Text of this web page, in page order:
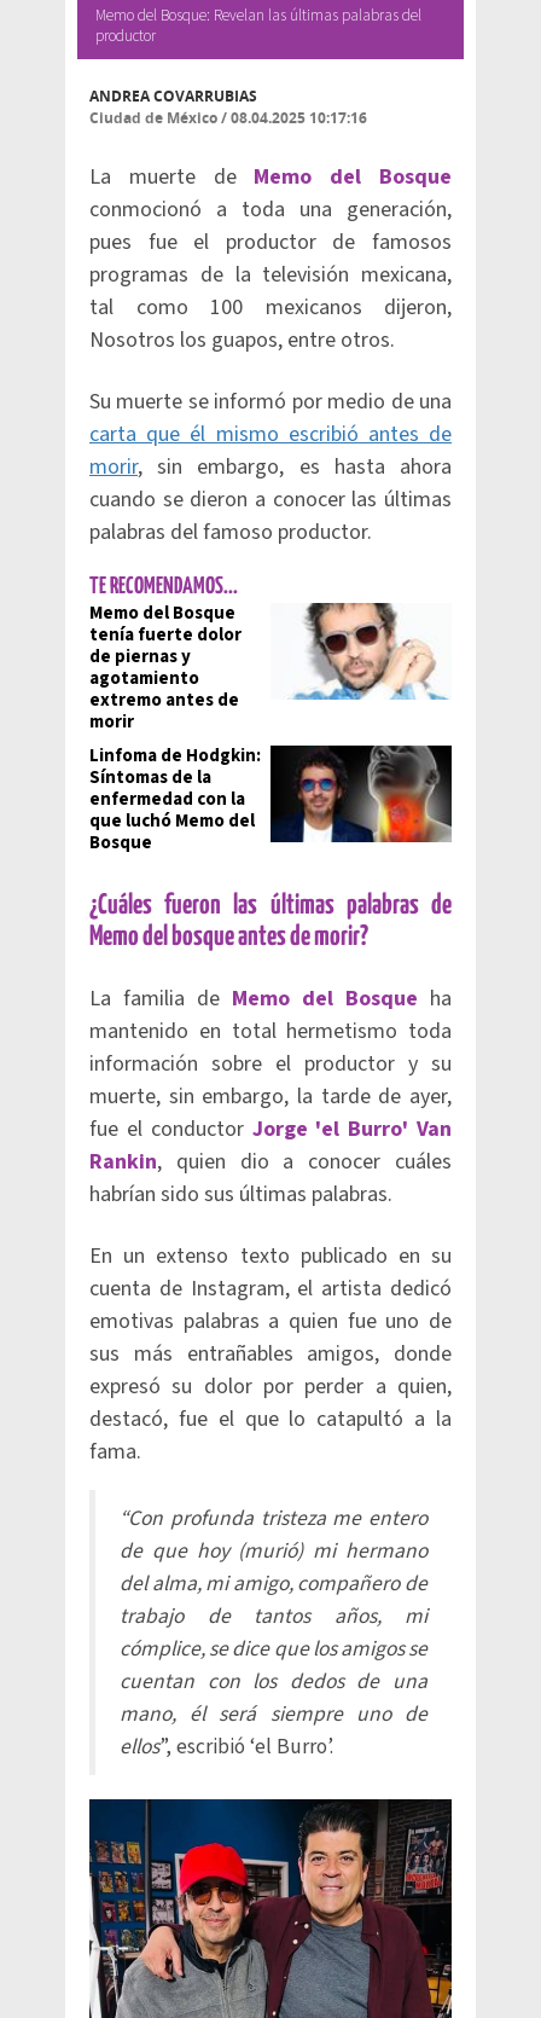
Memo del Bosque: Revelan las últimas palabras del
productor
ANDREA COVARRUBIAS
Ciudad de México/08.04.2025 10:17:16
La muerte de Memo del Bosque
conmocionó a toda una generación,
pues fue el productor de famosos
programas de la televisión mexicana,
tal como 100 mexicanos dijeron,
Nosotros los guapos, entre otros.
Su muerte se informó por medio de una
carta que él mismo escribió antes de
morir, sin embargo, es hasta ahora
cuando se dieron a conocer las últimas
palabras del famoso productor.
TE RECOMENDAMOS...
Memo del Bosque
tenía fuerte dolor
de piernas y
agotamiento
extremo antes de
morir
Linfoma de Hodgkin:
Síntomas de la
enfermedad con la
que luchó Memo del
Bosque
¿Cuáles fueron las últimas palabras de
Memo del bosque antes de morir?
La familia de Memo del Bosque ha
mantenido en total hermetismo toda
información sobre el productor y su
muerte, sin embargo, la tarde de ayer,
fue el conductor Jorge 'el Burro' Van
Rankin, quien dio a conocer cuáles
habrían sido sus últimas palabras.
En un extenso texto publicado en su
cuenta de Instagram, el artista dedicó
emotivas palabras a quien fue uno de
sus más entrañables amigos, donde
expresó su dolor por perder a quien,
destacó, fue el que lo catapultó a la
fama.
“Con profunda tristeza me entero
de que hoy (murió) mi hermano
del alma, mi amigo, compañero de
trabajo de tantos años, mi
cómplice, se dice que los amigos se
cuentan con los dedos de una
mano, él será siempre uno de
ellos”, escribió ‘el Burro’.